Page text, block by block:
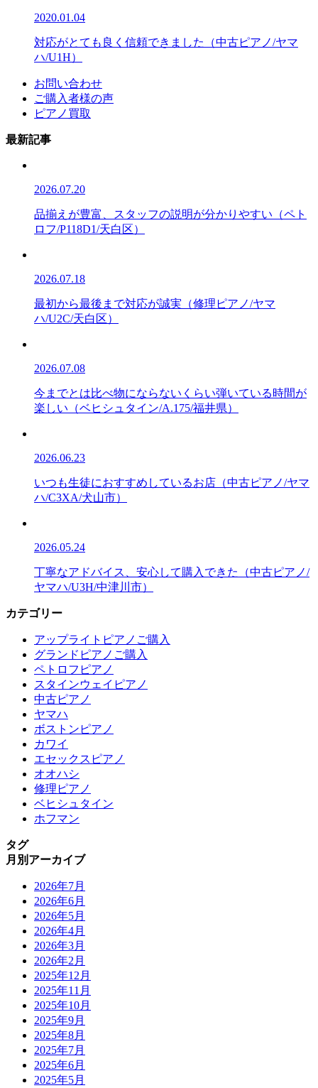
2020.01.04
対応がとても良く信頼できました（中古ピアノ/ヤマ
ハ/U1H）
お問い合わせ
ご購入者様の声
ピアノ買取
最新記事
2026.07.20
品揃えが豊富、スタッフの説明が分かりやすい（ペト
ロフ/P118D1/天白区）
2026.07.18
最初から最後まで対応が誠実（修理ピアノ/ヤマ
ハ/U2C/天白区）
2026.07.08
今までとは比べ物にならないくらい弾いている時間が
楽しい（ベヒシュタイン/A.175/福井県）
2026.06.23
いつも生徒におすすめしているお店（中古ピアノ/ヤマ
ハ/C3XA/犬山市）
2026.05.24
丁寧なアドバイス、安心して購入できた（中古ピアノ/
ヤマハ/U3H/中津川市）
カテゴリー
アップライトピアノご購入
グランドピアノご購入
ペトロフピアノ
スタインウェイピアノ
中古ピアノ
ヤマハ
ボストンピアノ
カワイ
エセックスピアノ
オオハシ
修理ピアノ
ベヒシュタイン
ホフマン
タグ
月別アーカイブ
2026年7月
2026年6月
2026年5月
2026年4月
2026年3月
2026年2月
2025年12月
2025年11月
2025年10月
2025年9月
2025年8月
2025年7月
2025年6月
2025年5月